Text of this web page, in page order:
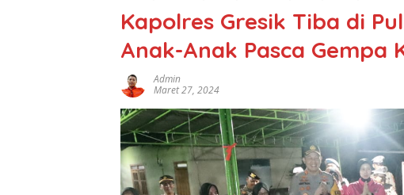
Kapolres Gresik Tiba di
Anak-Anak Pasca Gempa
Admin
Maret 27, 2024